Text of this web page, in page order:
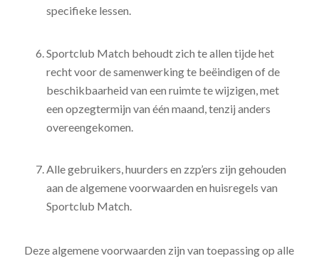
specifieke lessen.
Sportclub Match behoudt zich te allen tijde het
recht voor de samenwerking te beëindigen of de
beschikbaarheid van een ruimte te wijzigen, met
een opzegtermijn van één maand, tenzij anders
overeengekomen.
Alle gebruikers, huurders en zzp’ers zijn gehouden
aan de algemene voorwaarden en huisregels van
Sportclub Match.
Deze algemene voorwaarden zijn van toepassing op alle